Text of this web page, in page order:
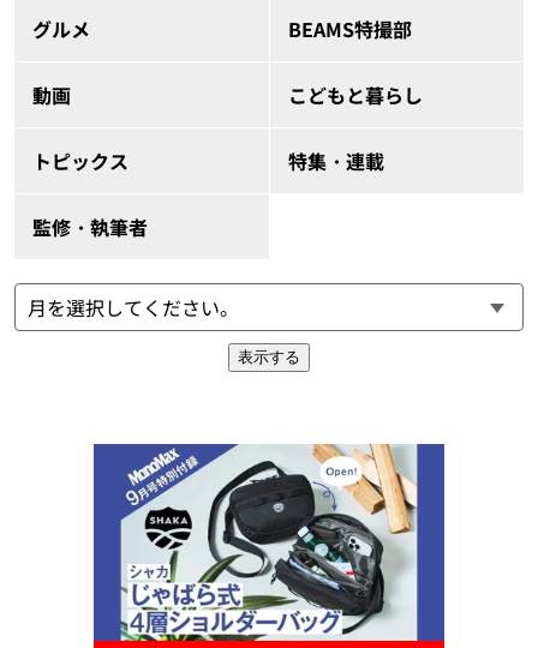
グルメ BEAMS特撮部
動画 こどもと暮らし
トピックス 特集・連載
監修・執筆者
表示する